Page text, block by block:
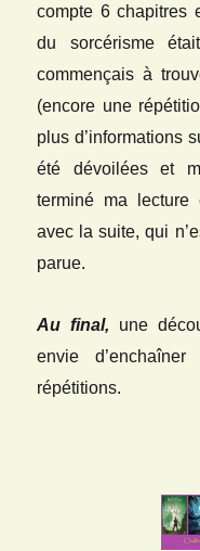
compte 6 chapitres
du sorcérisme
commençais à
(encore une
plus d’informations
été dévoilées et
terminé ma lecture
avec la suite, qui
parue.
Au final, une
envie
répétitions.